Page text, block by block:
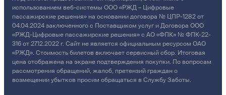
использованием веб-системы ООО «РЖД – Цифровые
пассажирские решения» на основании договора № ЦПР-1282 от
04.04.2024 заключенного с Поставщиком услуг и Договора ООО
«РЖД-Цифровые пассажирские решения» с АО «ФПК» № ФПК-22-
316 от 27.12.2022 г. Сайт не является официальным ресурсом ОАО
«РЖД». Стоимость билетов включает сервисный сбор. Итоговая
цена отображена на экране подтверждения покупки. По вопросам
рассмотрения обращений, жалоб, претензий граждан о
возмещении убытков просим обращаться в Службу Заботы.